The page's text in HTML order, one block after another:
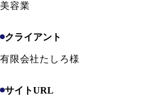
美容業
クライアント
有限会社たしろ様
サイトURL